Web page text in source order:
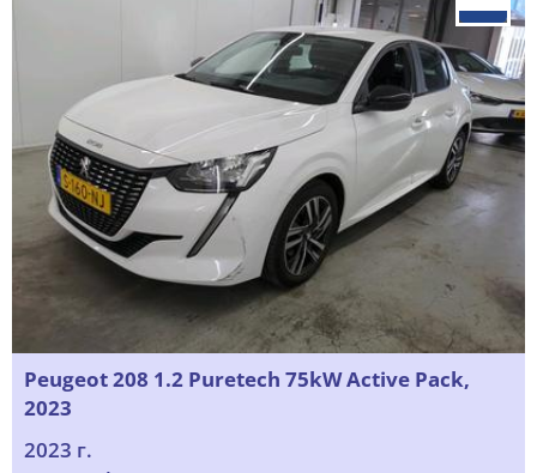
Peugeot 208 1.2 Puretech 75kW Active Pack,
2023
2023 г.